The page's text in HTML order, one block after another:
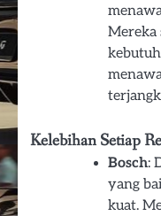
Mereka
Kelebihan Setiap
Bosch:
yang
kuat.